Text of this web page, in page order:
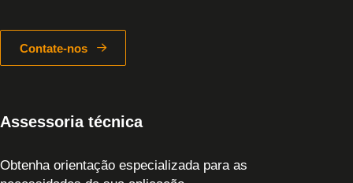
Contate-nos
Assessoria técnica
Obtenha orientação especializada para as